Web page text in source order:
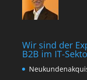
Wir sind der
B2B im IT-